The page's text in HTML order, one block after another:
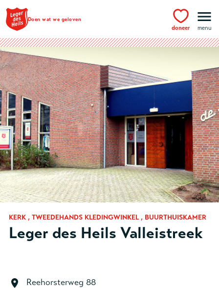
Ga naar hoofdinhoud
Doen wat we geloven
doneer menu
KERK , TWEEDEHANDS KLEDINGWINKEL , BUURTHUISKAMER
Leger des Heils Valleistreek
Reehorsterweg 88